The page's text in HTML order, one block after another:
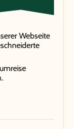
Webseite